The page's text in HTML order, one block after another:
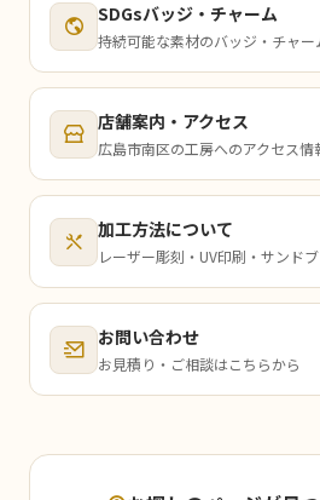
SDGsバッジ・チャーム
持続可能な素材のバッジ・チャー
店舗案内・アクセス
広島市南区の工房へのアクセス情
加工方法について
レーザー彫刻・UV印刷・サンド
お問い合わせ
お見積り・ご相談はこちらから